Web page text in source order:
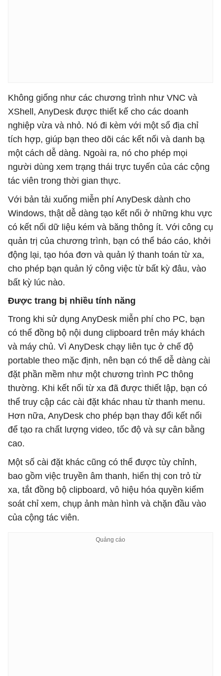
Không giống như các chương trình như VNC và
XShell, AnyDesk được thiết kế cho các doanh
nghiệp vừa và nhỏ. Nó đi kèm với một sổ địa chỉ
tích hợp, giúp bạn theo dõi các kết nối và danh bạ
một cách dễ dàng. Ngoài ra, nó cho phép mọi
người dùng xem trạng thái trực tuyến của các cộng
tác viên trong thời gian thực.
Với bản tải xuống miễn phí AnyDesk dành cho
Windows, thật dễ dàng tạo kết nối ở những khu vực
có kết nối dữ liệu kém và băng thông ít. Với công cụ
quản trị của chương trình, bạn có thể báo cáo, khởi
động lại, tạo hóa đơn và quản lý thanh toán từ xa,
cho phép bạn quản lý công việc từ bất kỳ đâu, vào
bất kỳ lúc nào.
Được trang bị nhiều tính năng
Trong khi sử dụng AnyDesk miễn phí cho PC, bạn
có thể đồng bộ nội dung clipboard trên máy khách
và máy chủ. Vì AnyDesk chạy liên tục ở chế độ
portable theo mặc định, nên bạn có thể dễ dàng cài
đặt phần mềm như một chương trình PC thông
thường. Khi kết nối từ xa đã được thiết lập, bạn có
thể truy cập các cài đặt khác nhau từ thanh menu.
Hơn nữa, AnyDesk cho phép bạn thay đổi kết nối
để tạo ra chất lượng video, tốc độ và sự cân bằng
cao.
Một số cài đặt khác cũng có thể được tùy chỉnh,
bao gồm việc truyền âm thanh, hiển thị con trỏ từ
xa, tắt đồng bộ clipboard, vô hiệu hóa quyền kiểm
soát chỉ xem, chụp ảnh màn hình và chặn đầu vào
của cộng tác viên.